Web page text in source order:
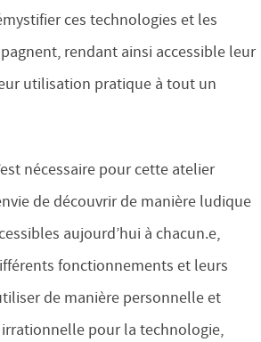
ces technologies et les
rendant ainsi accessible leur
utilisation pratique à tout un
nécessaire pour cette atelier
de découvrir de manière ludique
aujourd’hui à chacun.e,
fonctionnements et leurs
de manière personnelle et
pour la technologie,